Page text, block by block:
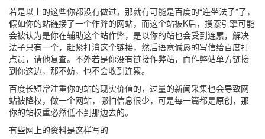
若是以上的这些你都没有做过，那就有可能是百度的“连坐法子”了，
假如你的站链接了一个作弊的网站，而这个站被K后，搜索引擎可能
会被认为是你在辅助这个站作弊，是以你的站也会受到连累，解决
法子只有一个，赶紧打消这个链接，然后语意诚恳的写信给百度打
点员，请他复查。不外若是你没有链接作弊站，而作弊站单方链接
到你这边，那不妨，也不会收到连累。
百度长短常注重你的站的现实价值的，过量的新闻采集也会导致网
站被降权，做一个网站，哪怕信息很少，可是每一篇都是原创，那
你的站权重必然低不到那边去的。
有些网上的资料是这样写的